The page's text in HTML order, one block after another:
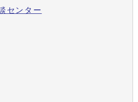
センター